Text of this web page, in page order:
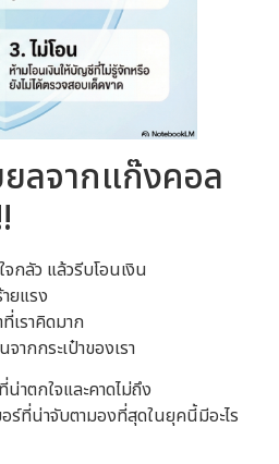
ลจากแก๊งคอล
กลัว แล้วรีบโอนเงิน
ยแรง
เราคิดมาก
กกระเป๋าของเรา
าตกใจและคาดไม่ถึง
ร์ที่น่าจับตามองที่สุดในยุคนี้มีอะไร